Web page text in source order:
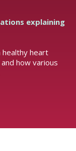
explaining
healthy heart
how various